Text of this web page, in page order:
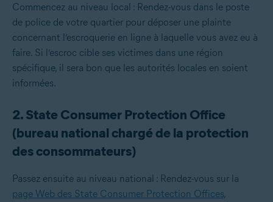
Commencez au niveau local : Rendez-vous dans le poste
de police de votre quartier pour déposer une plainte
concernant l’escroquerie en ligne à laquelle vous avez eu à
faire. Si l’escroc cible ses victimes dans une région
spécifique, il sera bon que les autorités locales en soient
informées.
2. State Consumer Protection Office
(bureau national chargé de la protection
des consommateurs)
Passez ensuite au niveau national : Rendez-vous sur la
page Web des State Consumer Protection Offices,